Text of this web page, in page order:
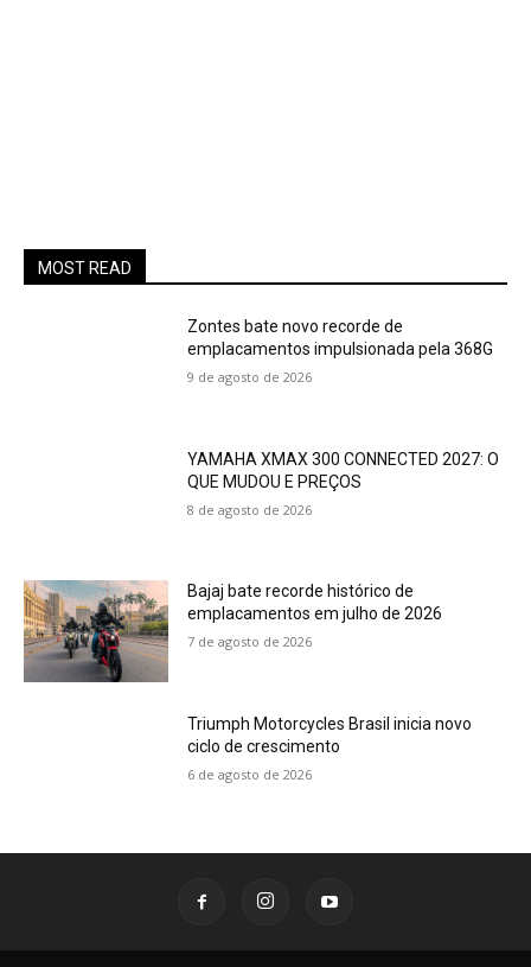
MOST READ
Zontes bate novo recorde de
emplacamentos impulsionada pela 368G
9 de agosto de 2026
YAMAHA XMAX 300 CONNECTED 2027: O
QUE MUDOU E PREÇOS
8 de agosto de 2026
Bajaj bate recorde histórico de
emplacamentos em julho de 2026
7 de agosto de 2026
Triumph Motorcycles Brasil inicia novo
ciclo de crescimento
6 de agosto de 2026